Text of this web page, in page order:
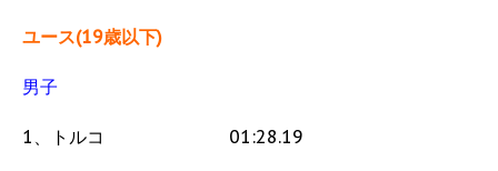
ユース(19歳以下)
男子
1、トルコ 01:28.19